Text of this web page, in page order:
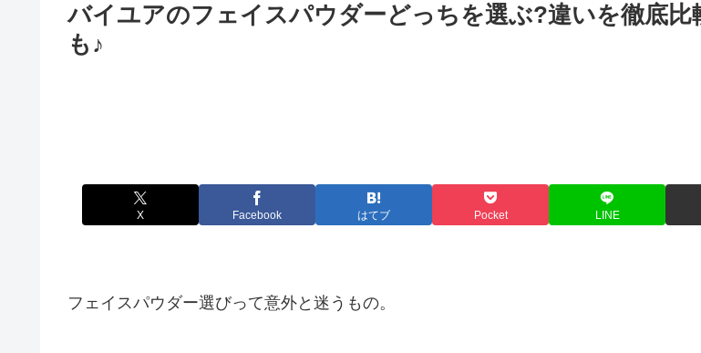
バイユアのフェイスパウダーどっちを選ぶ?違いを徹底比
も♪
X Facebook はてブ Pocket LINE
フェイスパウダー選びって意外と迷うもの。